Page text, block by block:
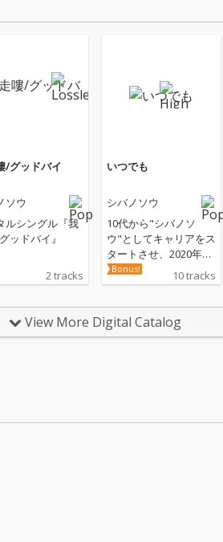
/グッドバイ
ソウ
ルシングル『我
ッドバイ』
2 tracks
いつでも
シバノソウ
10代から"シバノソ
ウ"としてキャリアをス
タートさせ、2020年に
1stフルアルバム『あこ
がれ』を発表、2022年
発表し、オルタナティ
ヴ・ロックのバンドサ
の作詞作曲楽曲でもひ
Bonus! 10 tracks
View More Digital Catalog